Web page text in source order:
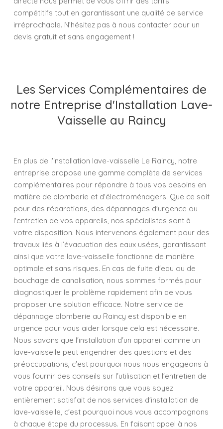
compétitifs tout en garantissant une qualité de service
irréprochable. N’hésitez pas à nous contacter pour un
devis gratuit et sans engagement !
Les Services Complémentaires de
notre Entreprise d'Installation Lave-
Vaisselle au Raincy
En plus de l'installation lave-vaisselle Le Raincy, notre
entreprise propose une gamme complète de services
complémentaires pour répondre à tous vos besoins en
matière de plomberie et d'électroménagers. Que ce soit
pour des réparations, des dépannages d'urgence ou
l'entretien de vos appareils, nos spécialistes sont à
votre disposition. Nous intervenons également pour des
travaux liés à l’évacuation des eaux usées, garantissant
ainsi que votre lave-vaisselle fonctionne de manière
optimale et sans risques. En cas de fuite d'eau ou de
bouchage de canalisation, nous sommes formés pour
diagnostiquer le problème rapidement afin de vous
proposer une solution efficace. Notre service de
dépannage plomberie au Raincy est disponible en
urgence pour vous aider lorsque cela est nécessaire.
Nous savons que l'installation d'un appareil comme un
lave-vaisselle peut engendrer des questions et des
préoccupations, c'est pourquoi nous nous engageons à
vous fournir des conseils sur l'utilisation et l'entretien de
votre appareil. Nous désirons que vous soyez
entièrement satisfait de nos services d'installation de
lave-vaisselle, c'est pourquoi nous vous accompagnons
à chaque étape du processus. En faisant appel à nos